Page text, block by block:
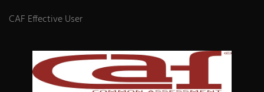
CAF Effective User